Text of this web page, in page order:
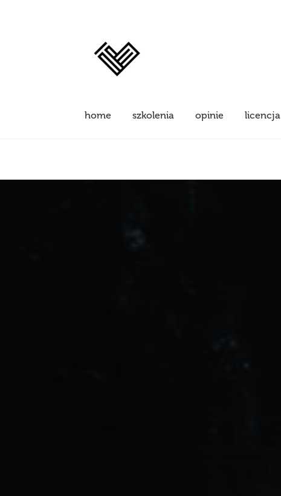
home szkolenia opinie licencja